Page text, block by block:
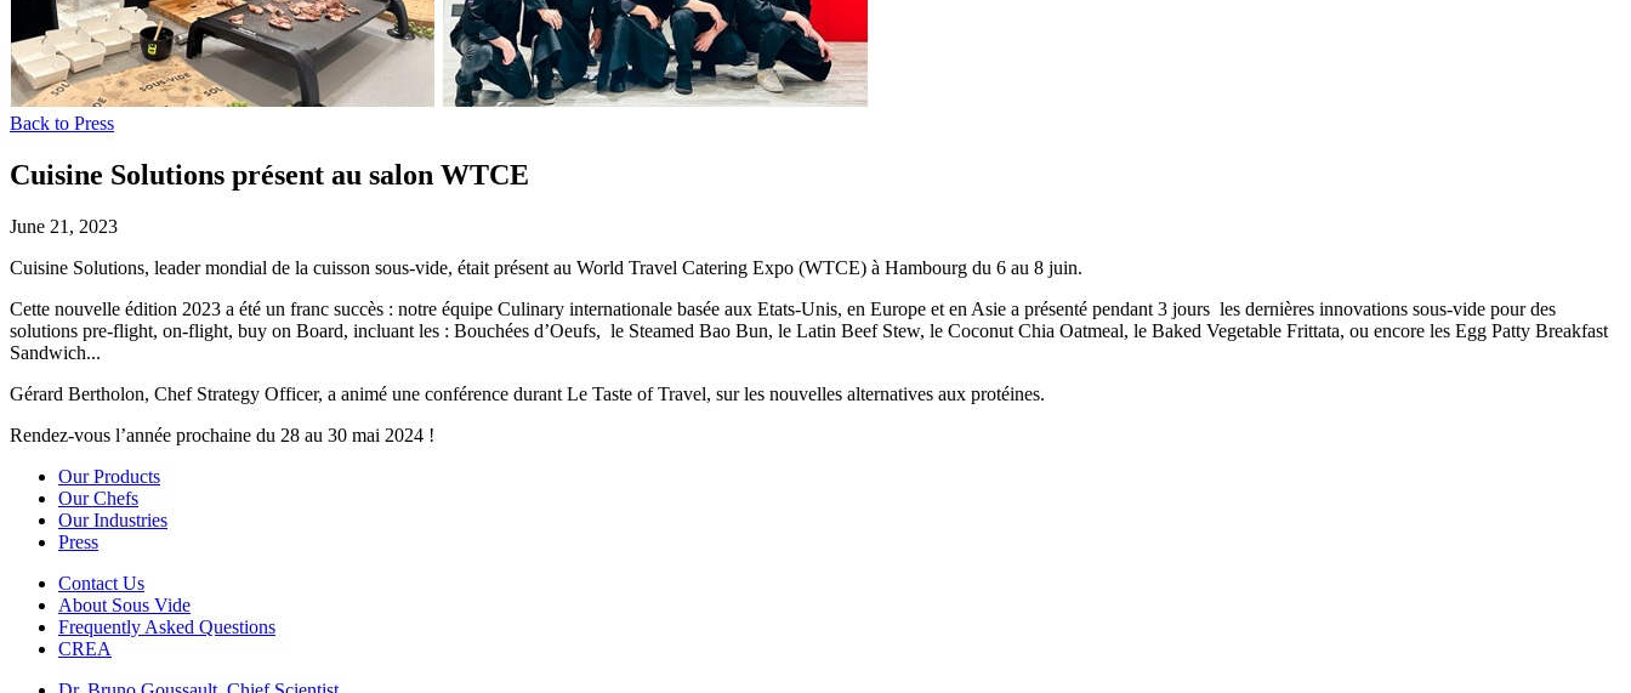
Back to Press
Cuisine Solutions présent au salon WTCE
June 21, 2023
Cuisine Solutions, leader mondial de la cuisson sous-vide, était présent au World Travel Catering Expo (WTCE) à Hambourg du 6 au 8 juin.
Cette nouvelle édition 2023 a été un franc succès : notre équipe Culinary internationale basée aux Etats-Unis, en Europe et en Asie a présenté pendant 3 jours les dernières innovations sous-vide pour des
solutions pre-flight, on-flight, buy on Board, incluant les : Bouchées d’Oeufs, le Steamed Bao Bun, le Latin Beef Stew, le Coconut Chia Oatmeal, le Baked Vegetable Frittata, ou encore les Egg Patty Breakfast
Sandwich.⁠..
Gérard Bertholon, Chef Strategy Officer, a animé une conférence durant Le Taste of Travel, sur les nouvelles alternatives aux protéines.
Rendez-vous l’année prochaine du 28 au 30 mai 2024 !
Our Products
Our Chefs
Our Industries
Press
Contact Us
About Sous Vide
Frequently Asked Questions
CREA